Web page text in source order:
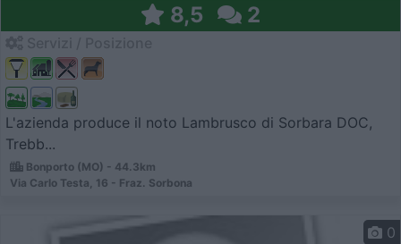
8,5 2
L'azienda produce il noto Lambrusco di Sorbara DOC,
Trebb...
Bonporto (MO) - 44.3km
Via Carlo Testa, 16 - Fraz. Sorbona
0